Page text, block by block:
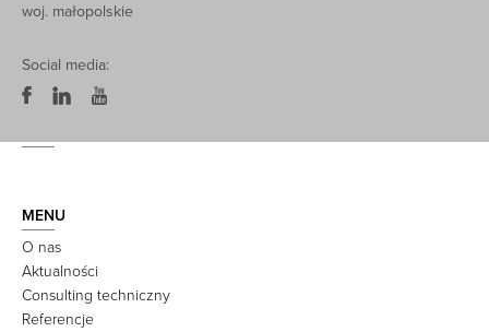
woj. małopolskie
Social media:
MENU
O nas
Aktualności
Consulting techniczny
Referencje